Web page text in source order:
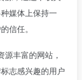
媒体上保持一
信任。
丰富的网站，
志感兴趣的用户